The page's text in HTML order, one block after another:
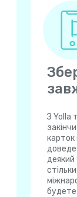
З Yolla
карток
деякий
будете